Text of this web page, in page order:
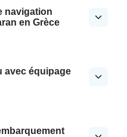
navigation
en Grèce
avec équipage